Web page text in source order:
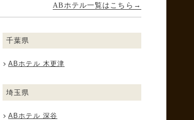
ABホテル一覧はこちら
千葉県
ABホテル 木更津
埼玉県
ABホテル 深谷